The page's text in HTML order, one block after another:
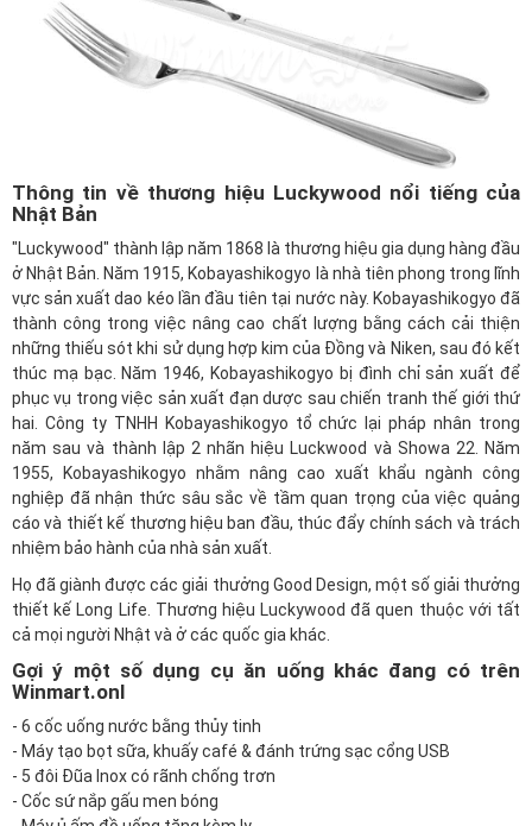
Thông tin về thương hiệu Luckywood nổi tiếng của
Nhật Bản
"Luckywood" thành lập năm 1868 là thương hiệu gia dụng hàng đầu
ở Nhật Bản. Năm 1915, Kobayashikogyo là nhà tiên phong trong lĩnh
vực sản xuất dao kéo lần đầu tiên tại nước này. Kobayashikogyo đã
thành công trong việc nâng cao chất lượng bằng cách cải thiện
những thiếu sót khi sử dụng hợp kim của Đồng và Niken, sau đó kết
thúc mạ bạc. Năm 1946, Kobayashikogyo bị đình chỉ sản xuất để
phục vụ trong việc sản xuất đạn dược sau chiến tranh thế giới thứ
hai. Công ty TNHH Kobayashikogyo tổ chức lại pháp nhân trong
năm sau và thành lập 2 nhãn hiệu Luckwood và Showa 22. Năm
1955, Kobayashikogyo nhằm nâng cao xuất khẩu ngành công
nghiệp đã nhận thức sâu sắc về tầm quan trọng của việc quảng
cáo và thiết kế thương hiệu ban đầu, thúc đẩy chính sách và trách
nhiệm bảo hành của nhà sản xuất.
Họ đã giành được các giải thưởng Good Design, một số giải thưởng
thiết kế Long Life. Thương hiệu Luckywood đã quen thuộc với tất
cả mọi người Nhật và ở các quốc gia khác.
Gợi ý một số dụng cụ ăn uống khác đang có trên
Winmart.onl
- 6 cốc uống nước bằng thủy tinh
- Máy tạo bọt sữa, khuấy café & đánh trứng sạc cổng USB
- 5 đôi Đũa Inox có rãnh chống trơn
- Cốc sứ nắp gấu men bóng